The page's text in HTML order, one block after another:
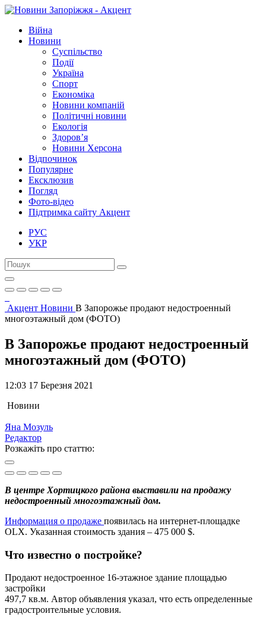
Війна
Новини
Суспільство
Події
Україна
Спорт
Економіка
Новини компаній
Політичні новини
Екологія
Здоров’я
Новини Херсона
Відпочинок
Популярне
Ексклюзив
Погляд
Фото-відео
Підтримка сайту Акцент
РУС
УКР
Акцент Новини В Запорожье продают недостроенный
многоэтажный дом (ФОТО)
В Запорожье продают недостроенный
многоэтажный дом (ФОТО)
12:03 17 Березня 2021
Новини
Яна Мозуль
Редактор
Розкажіть про статтю:
В центре Хортицкого района выставили на продажу
недостроенный многоэтажный дом.
Информация о продаже появилась на интернет-площадке
OLX. Указанная стоимость здания – 475 000 $.
Что известно о постройке?
Продают недостроенное 16-этажное здание площадью
застройки
497,7 кв.м. Автор объявления указал, что есть определенные
градостроительные условия.